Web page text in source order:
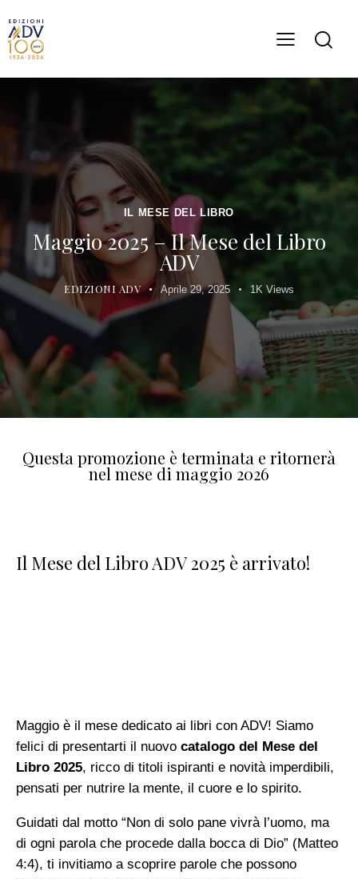
IL MESE DEL LIBRO
Maggio 2025 – Il Mese del Libro
ADV
EDIZIONI ADV Aprile 29, 2025 1K Views
Questa promozione è terminata e ritornerà
nel mese di maggio 2026
Il Mese del Libro ADV 2025 è arrivato!
Maggio è il mese dedicato ai libri con ADV! Siamo
felici di presentarti il nuovo catalogo del Mese del
Libro 2025, ricco di titoli ispiranti e novità imperdibili,
pensati per nutrire la mente, il cuore e lo spirito.
Guidati dal motto “Non di solo pane vivrà l’uomo, ma
di ogni parola che procede dalla bocca di Dio” (Matteo
4:4), ti invitiamo a scoprire parole che possono